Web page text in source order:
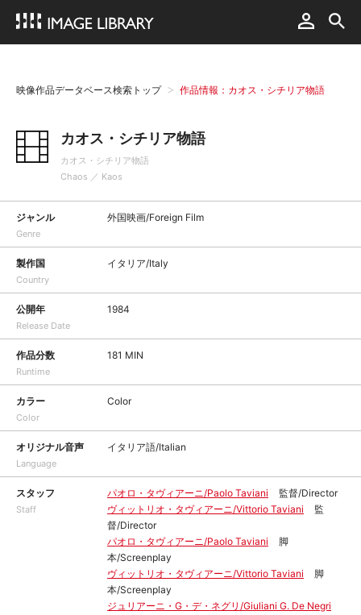
映像作品データベース検索トップ 作品情報：カオス・シチリア物語
カオス・シチリア物語
カオス・シチリア物語
Chaos ／ Kaos
ジャンル
Genre
外国映画/Foreign Film
製作国
Country
イタリア/Italy
公開年
Release Date
1984
作品分数
Runtime
181 MIN
カラー
Color
Color
オリジナル音声
Language
イタリア語/Italian
スタッフ
Staff
パオロ・タヴィアーニ/Paolo Taviani
監督/Director
ヴィットリオ・タヴィアーニ/Vittorio Taviani
監
督/Director
パオロ・タヴィアーニ/Paolo Taviani
脚
本/Screenplay
ヴィットリオ・タヴィアーニ/Vittorio Taviani
脚
本/Screenplay
ジュリアーニ・G・デ・ネグリ/Giuliani G. De Negri